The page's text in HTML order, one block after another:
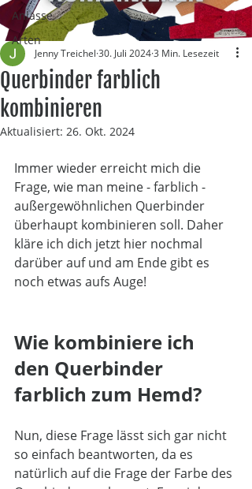
Anlässe
Arten
Querbinder farblich
kombinieren
Jenny Treichel 30. Juli 20243 Min. Lesezeit
Aktualisiert: 26. Okt. 2024
Immer wieder erreicht mich die
Frage, wie man meine - farblich -
außergewöhnlichen Querbinder
überhaupt kombinieren soll. Daher
kläre ich dich jetzt hier nochmal
darüber auf und am Ende gibt es
noch etwas aufs Auge!
Wie kombiniere ich
den Querbinder
farblich zum Hemd?
Nun, diese Frage lässt sich gar nicht
so einfach beantworten, da es
natürlich auf die Frage der Farbe des